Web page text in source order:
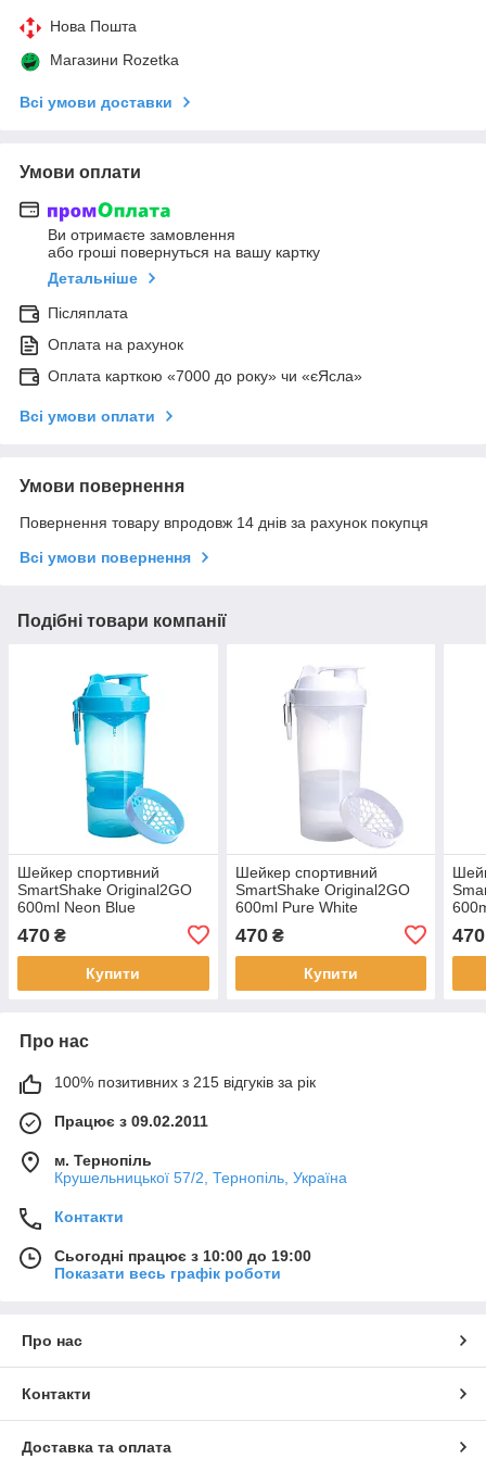
Нова Пошта
Магазини Rozetka
Всі умови доставки
Умови оплати
Ви отримаєте замовлення
або гроші повернуться на вашу картку
Детальніше
Післяплата
Оплата на рахунок
Оплата карткою «7000 до року» чи «єЯсла»
Всі умови оплати
Умови повернення
Повернення товару впродовж 14 днів за рахунок покупця
Всі умови повернення
Подібні товари компанії
Шейкер спортивний
SmartShake Original2GO
600ml Neon Blue
470 ₴
Купити
Шейкер спортивний
SmartShake Original2GO
600ml Pure White
470₴
Купити
470
Про нас
100% позитивних з 215 відгуків за рік
Працює з 09.02.2011
м. Тернопіль
Крушельницької 57/2, Тернопіль, Україна
Контакти
Сьогодні працює з 10:00 до 19:00
Показати весь графік роботи
Про нас
Контакти
Доставка та оплата